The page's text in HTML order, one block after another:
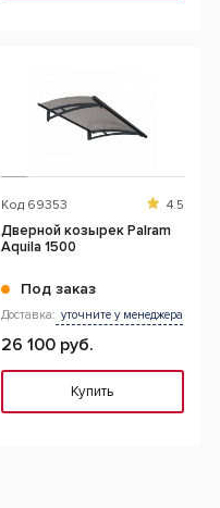
Код 69353 4.5
Дверной козырек Palram
Aquila 1500
Под заказ
Доставка: уточните у менеджера
26 100 руб.
Купить